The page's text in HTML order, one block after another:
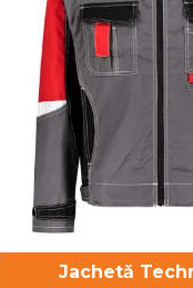
Jachetă